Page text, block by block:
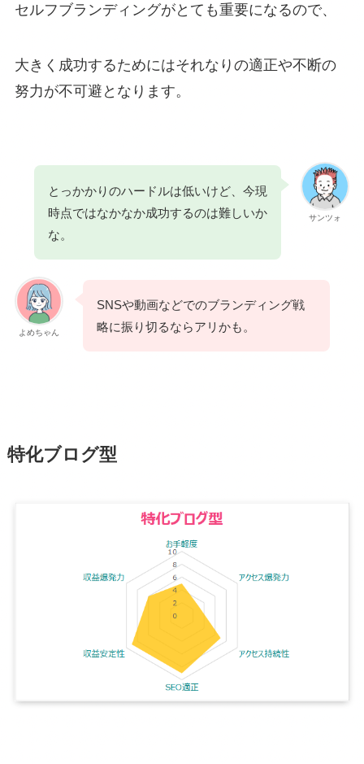
セルフブランディングがとても重要になるので、
大きく成功するためにはそれなりの適正や不断の
努力が不可避となります。
サンツォ
とっかかりのハードルは低いけど、今現
時点ではなかなか成功するのは難しいか
な。
よめちゃん
SNSや動画などでのブランディング戦
略に振り切るならアリかも。
特化ブログ型